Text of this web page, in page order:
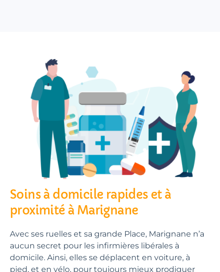
Soins à domicile rapides et à
proximité à Marignane
Avec ses ruelles et sa grande Place, Marignane n’a
aucun secret pour les infirmières libérales à
domicile. Ainsi, elles se déplacent en voiture, à
pied, et en vélo, pour toujours mieux prodiguer